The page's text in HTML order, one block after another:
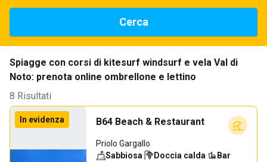
Cerca
Spiagge con corsi di kitesurf windsurf e vela Val di
Noto: prenota online ombrellone e lettino
8 Risultati
In evidenza B64 Beach & Restaurant
Priolo Gargallo
Sabbiosa· Doccia calda· Bar·